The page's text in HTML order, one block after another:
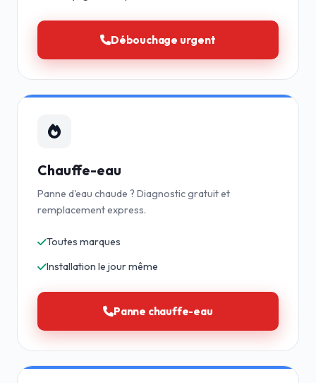
Débouchage urgent
Chauffe-eau
Panne d'eau chaude ? Diagnostic gratuit et
remplacement express.
Toutes marques
Installation le jour même
Panne chauffe-eau